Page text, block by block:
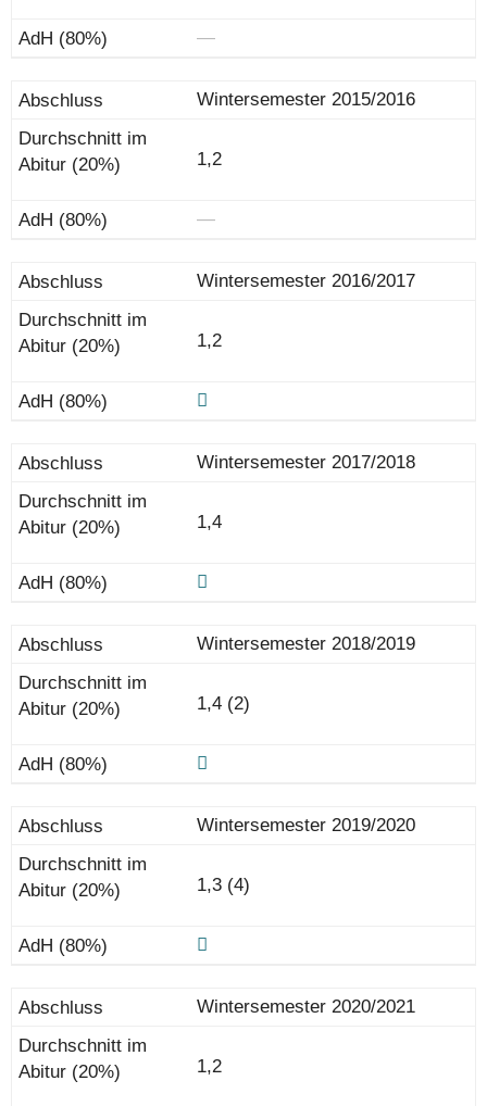
―
Wintersemester 2015/2016
1,2
―
Wintersemester 2016/2017
1,2
Wintersemester 2017/2018
1,4
Wintersemester 2018/2019
1,4 (2)
Wintersemester 2019/2020
1,3 (4)
Wintersemester 2020/2021
1,2